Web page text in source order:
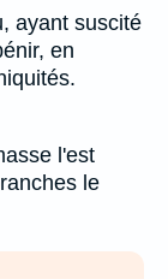
ayant suscité
en
l'est
le